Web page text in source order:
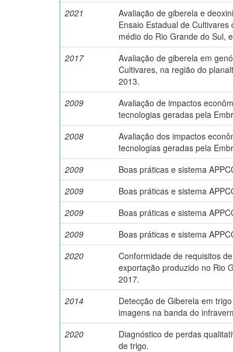
2021
Avaliação de giberela e
Ensaio Estadual de
médio do Rio Grande do Sul,
2017
Avaliação de giberela em
Cultivares, na região do
2013.
2009
Avaliação de impactos
tecnologias geradas pela
2008
Avaliação dos impactos
tecnologias geradas pela
2009 Boas práticas e sistema
2009
Boas práticas e sistema
2009
Boas práticas e sistema
2009
Boas práticas e sistema
2020
Conformidade de requisitos
exportação produzido no Rio
2017.
2014
Detecção de Giberela em
imagens na banda do
2020
Diagnóstico de perdas
de trigo.